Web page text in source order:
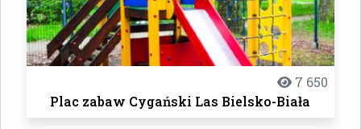
7 650
Plac zabaw Cygański Las Bielsko-Biała